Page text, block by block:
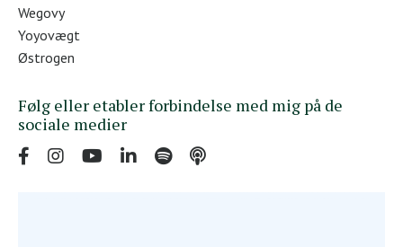
Wegovy
Yoyovægt
Østrogen
Følg eller etabler forbindelse med mig på de
sociale medier